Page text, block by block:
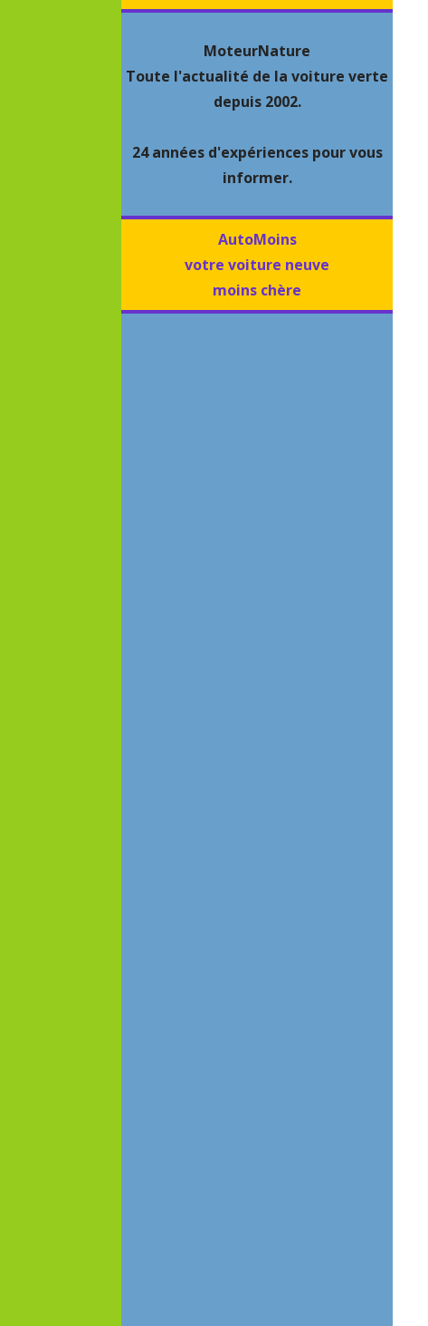
MoteurNature
Toute l'actualité de la voiture verte
depuis 2002.
24 années d'expériences pour vous
informer.
AutoMoins
votre voiture neuve
moins chère